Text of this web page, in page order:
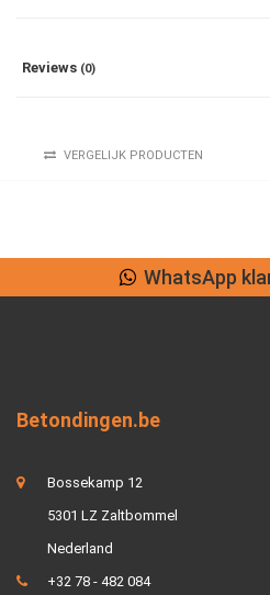
Reviews (0)
VERGELIJK PRODUCTEN
WhatsApp
Betondingen.be
Bossekamp 12
5301 LZ Zaltbommel
Nederland
+32 78 - 482 084